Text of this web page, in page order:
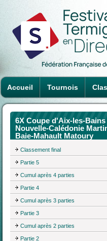
Accueil Tournois
6X Coupe d'Aix-les-
Nouvelle-Calédonie
Baie-Mahault Matoury
Classement final
Partie 5
Cumul après 4 parties
Partie 4
Cumul après 3 parties
Partie 3
Cumul après 2 parties
Partie 2